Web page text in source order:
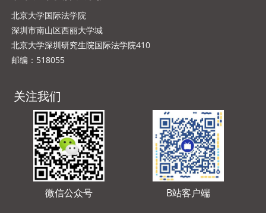
北京大学国际法学院
深圳市南山区西丽大学城
北京大学深圳研究生院国际法学院410
邮编：518055
关注我们
微信公众号 B站客户端